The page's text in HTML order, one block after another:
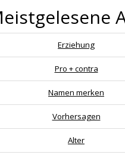
Erziehung
Pro + contra
Namen merken
Vorhersagen
Alter